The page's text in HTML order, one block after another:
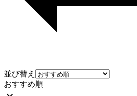
並び替え
おすすめ順